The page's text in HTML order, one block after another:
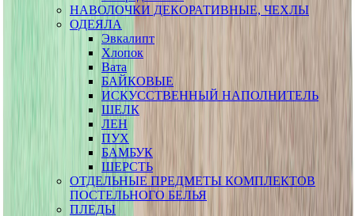
НАВОЛОЧКИ ДЕКОРАТИВНЫЕ, ЧЕХЛЫ
ОДЕЯЛА
Эвкалипт
Хлопок
Вата
БАЙКОВЫЕ
ИСКУССТВЕННЫЙ НАПОЛНИТЕЛЬ
ШЕЛК
ЛЕН
ПУХ
БАМБУК
ШЕРСТЬ
ОТДЕЛЬНЫЕ ПРЕДМЕТЫ КОМПЛЕКТОВ
ПОСТЕЛЬНОГО БЕЛЬЯ
ПЛЕДЫ